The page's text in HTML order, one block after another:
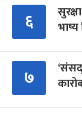
६
भाष्य
७